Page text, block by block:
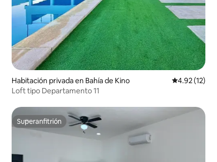
Habitación privada en Bahía de Kino Calificación
4.92 (12)
Loft tipo Departamento 11
Superanfitrión
Superanfitrión